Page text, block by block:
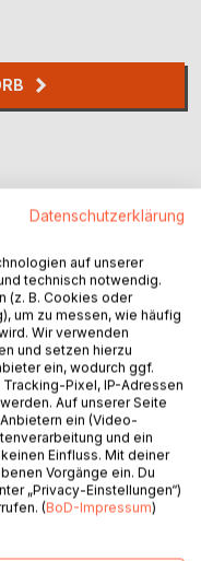
und so auch für
die begeistert. Nach
haben wir viele
sind erzählt zu
Freude gestartet und
erhalten.
Datenschutzerklärung
auf unserer
technisch notwendig.
(z. B. Cookies oder
um zu messen, wie häufig
Wir verwenden
und setzen hierzu
ein, wodurch ggf.
Pixel, IP-Adressen
Auf unserer Seite
ein (Video-
und ein
Einfluss. Mit deiner
Vorgänge ein. Du
„Privacy-Einstellungen“)
(BoD-Impressum)